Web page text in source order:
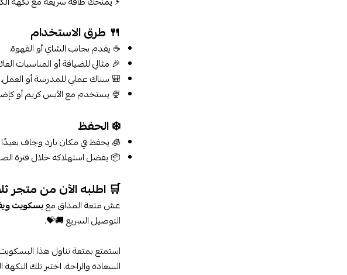
🍴 طرق الاستخدام
☕ يقدم بجانب الشاي أو القهوة.
🎉 مثالي للضيافة أو المناسبات
🎒 سناك عملي للمدرسة أو العمل.
🍨 يستخدم مع الآيس كريم أو
❄️ الحفظ
🧊 يحفظ في مكان بارد وجاف بعيدًا
📦 يفضل استهلاكه خلال فترة
🛒 اطلبه الآن من متجر
عش متعة المذاق معبسكويت
التوصيل السريع 🚚💝.
استمتع بمتعة تناول هذا
السعادة والراحة. اختبر تلك